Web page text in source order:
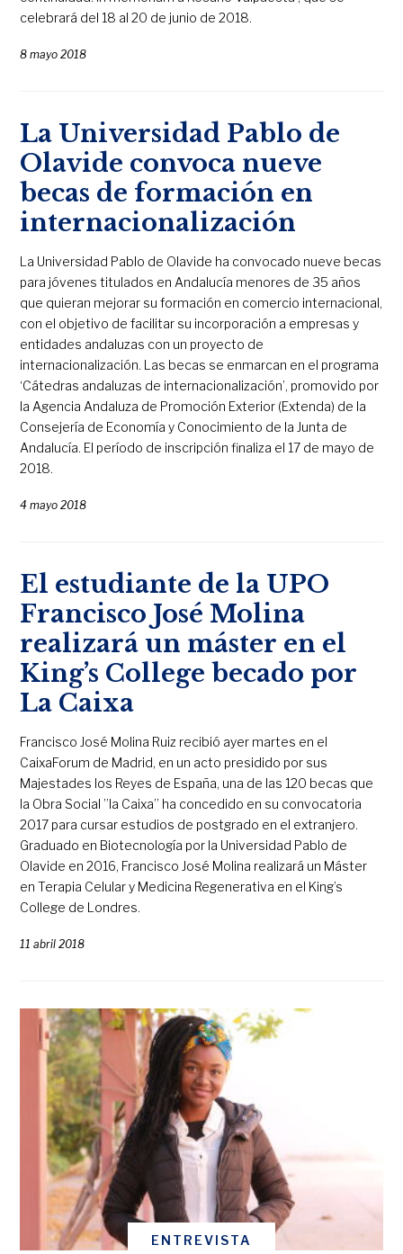
celebrará del 18 al 20 de junio de 2018.
8 mayo 2018
La Universidad Pablo de
Olavide convoca nueve
becas de formación en
internacionalización
La Universidad Pablo de Olavide ha convocado nueve becas
para jóvenes titulados en Andalucía menores de 35 años
que quieran mejorar su formación en comercio internacional,
con el objetivo de facilitar su incorporación a empresas y
entidades andaluzas con un proyecto de
internacionalización. Las becas se enmarcan en el programa
‘Cátedras andaluzas de internacionalización’, promovido por
la Agencia Andaluza de Promoción Exterior (Extenda) de la
Consejería de Economía y Conocimiento de la Junta de
Andalucía. El período de inscripción finaliza el 17 de mayo de
2018.
4 mayo 2018
El estudiante de la UPO
Francisco José Molina
realizará un máster en el
King’s College becado por
La Caixa
Francisco José Molina Ruiz recibió ayer martes en el
CaixaForum de Madrid, en un acto presidido por sus
Majestades los Reyes de España, una de las 120 becas que
la Obra Social ”la Caixa” ha concedido en su convocatoria
2017 para cursar estudios de postgrado en el extranjero.
Graduado en Biotecnología por la Universidad Pablo de
Olavide en 2016, Francisco José Molina realizará un Máster
en Terapia Celular y Medicina Regenerativa en el King’s
College de Londres.
11 abril 2018
ENTREVISTA